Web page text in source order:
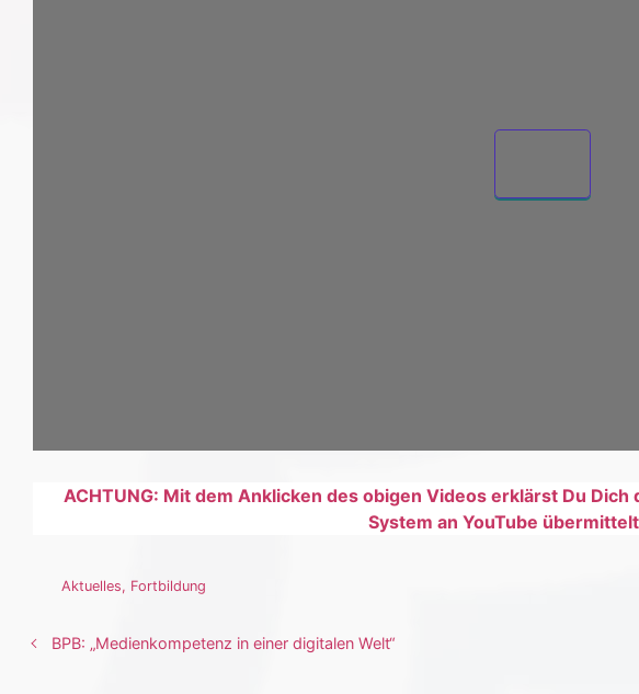
ACHTUNG: Mit dem Anklicken des obigen Videos erklärst Du
System an YouTube
Aktuelles, Fortbildung
BPB: „Medienkompetenz in einer digitalen Welt“